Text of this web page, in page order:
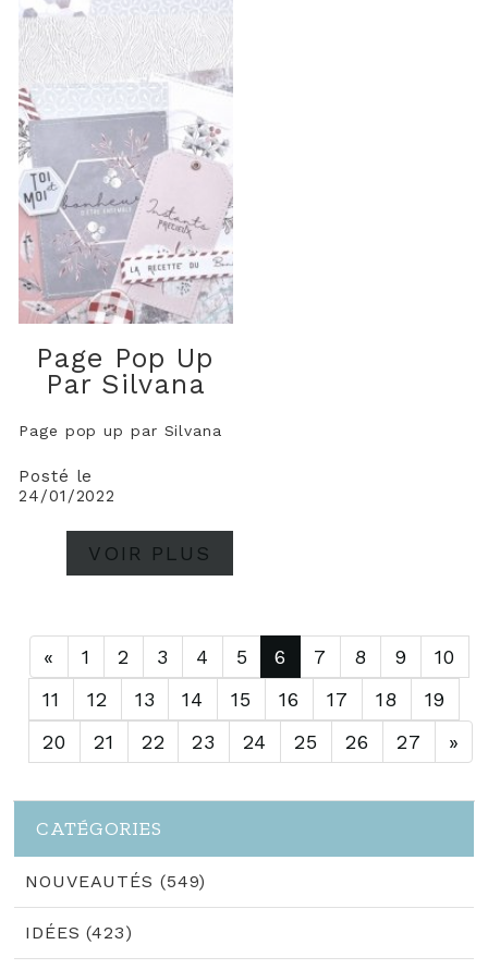
Page Pop Up
Par Silvana
Page pop up par Silvana
Posté le
24/01/2022
VOIR PLUS
« 1 2 3 4 5 6 7 8 9
10
11
12 13 14 15 16 17 18
19
20
21 22 23 24 25 26 27 »
CATÉGORIES
NOUVEAUTÉS (549)
IDÉES (423)